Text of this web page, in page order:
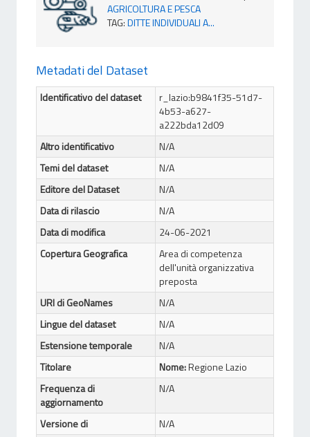
AGRICOLTURA E PESCA
TAG:DITTE INDIVIDUALI A...
Metadati del Dataset
Identificativo del dataset
r_lazio:b9841f35-51d7-
4b53-a627-
a222bda12d09
Altro identificativo
N/A
Temi del dataset
N/A
Editore del Dataset
N/A
Data di rilascio
N/A
Data di modifica
24-06-2021
Copertura Geografica
Area di competenza
dell'unità organizzativa
preposta
URI di GeoNames
N/A
Lingue del dataset
N/A
Estensione temporale
N/A
Titolare
Nome:Regione Lazio
Frequenza di
aggiornamento
N/A
Versione di
N/A